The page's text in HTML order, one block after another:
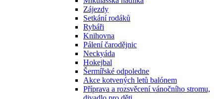
Zájezdy
Setkání rodáků
Rybáři
Knihovna
Pálení čarodějnic
Neckyáda
Hokejbal
Šermířské odpoledne
Akce kotvených letů balónem
Příprava a rozsvěcení vánočního stromu,